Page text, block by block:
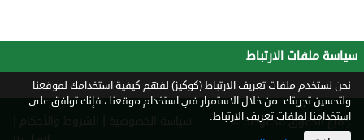
جميع الحقوق محفوظة ©
سياسة ملفات الارتباط
نحن نستخدم ملفات تعريف الارتباط (كوكيز) لفهم كيفية استخدامك لموقعنا
ولتحسين تجربتك. من خلال الاستمرار في استخدام موقعنا ، فإنك توافق على
استخدامنا لملفات تعريف الارتباط.